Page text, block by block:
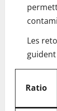
Les
Ratio